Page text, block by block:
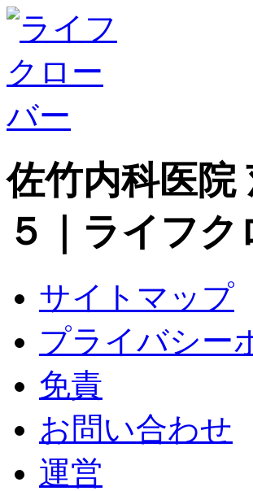
佐竹内科医院
５｜ライフ
サイトマップ
プライバシー
免責
お問い合わせ
運営